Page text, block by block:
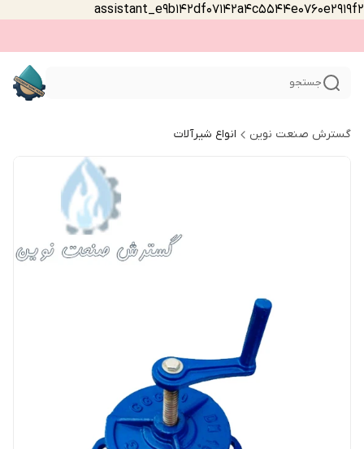
assistant_e9b142df07142a4c5544e0760e2919f2
جستجو
گسترش صنعت نوین انواع شیرآلات